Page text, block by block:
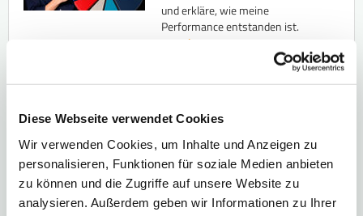
Diese Webseite verwendet Cookies
Wir verwenden Cookies, um Inhalte und Anzeigen zu
personalisieren, Funktionen für soziale Medien anbieten
zu können und die Zugriffe auf unsere Website zu
analysieren. Außerdem geben wir Informationen zu Ihrer
und erkläre, wie meine
Performance entstanden ist.
...mehr
Investment-Profis lernen...
Ray Dalio und Bridgewater
lernen? Ein Blick auf das Portfolio,
die Investmentstrategie und die
Prinzipien erfolgreicher
Vermögensverwaltung. ...mehr